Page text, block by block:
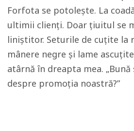
Forfota se potolește. La
ultimii clienți. Doar țiuitul se
liniștitor. Seturile de cuțite la
mânere negre și lame
atârnă în dreapta mea.
despre promoția noastră?”